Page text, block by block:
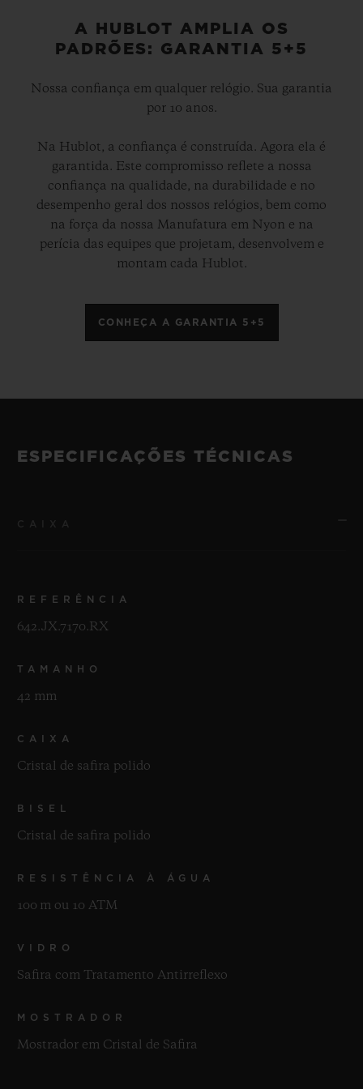
A HUBLOT AMPLIA OS
PADRÕES: GARANTIA 5+5
Nossa confiança em qualquer relógio. Sua garantia
por 10 anos.
Na Hublot, a confiança é construída. Agora ela é
garantida. Este compromisso reflete a nossa
confiança na qualidade, na durabilidade e no
desempenho geral dos nossos relógios, bem como
na força da nossa Manufatura em Nyon e na
perícia das equipes que projetam, desenvolvem e
montam cada Hublot.
CONHEÇA A GARANTIA 5+5
ESPECIFICAÇÕES TÉCNICAS
REFERÊNCIA
642.JX.7170.RX
TAMANHO
42 mm
CAIXA
Cristal de safira polido
BISEL
Cristal de safira polido
RESISTÊNCIA À ÁGUA
100 m ou 10 ATM
VIDRO
Safira com Tratamento Antirreflexo
MOSTRADOR
Mostrador em Cristal de Safira